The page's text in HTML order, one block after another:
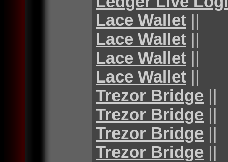
Lace Wallet ||
Lace Wallet ||
Lace Wallet ||
Lace Wallet ||
Trezor Bridge ||
Trezor Bridge ||
Trezor Bridge ||
Trezor Bridge ||